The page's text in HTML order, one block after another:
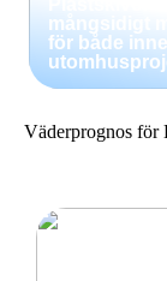
mångsidigt
för både
Väderprognos